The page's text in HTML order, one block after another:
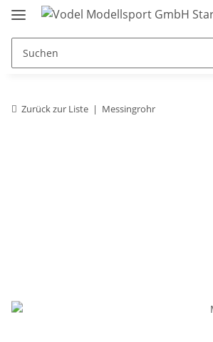
Zurück zur Liste Messingrohr